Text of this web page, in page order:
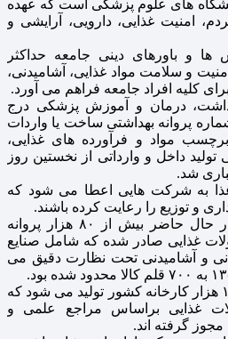
های علوم پزشکی است که عهده
امنیت غذایی، دارویی، آرایشی و
ها و باورهای دینی جامعه حداکثر
و سلامت مواد غذایی، آشامیدنی،
کلیه افراد جامعه فراهم می آورد.
درمان و آموزش پزشکی درج
پروانه بهداشتی ساخت یا واردات
مواد و فرآورده های غذایی،
تولید داخل و وارداتی از نخستین روز
به شرکت هایی اعطا می شود که
و توزیع را رعایت کرده باشند.
بر اساس آمارهای موجود در حال حاضر بیش از ۸۰ هزار پروانه
غذایی صادر شده که شامل صنایع
و آشامیدنی تحت نظارت دقیق می
۸۰ هزار فرآورده غذایی در ۱۰ هزار کارخانه کشور تولید می شود که
غذایی براساس مراجع علمی و
گرفته اند.